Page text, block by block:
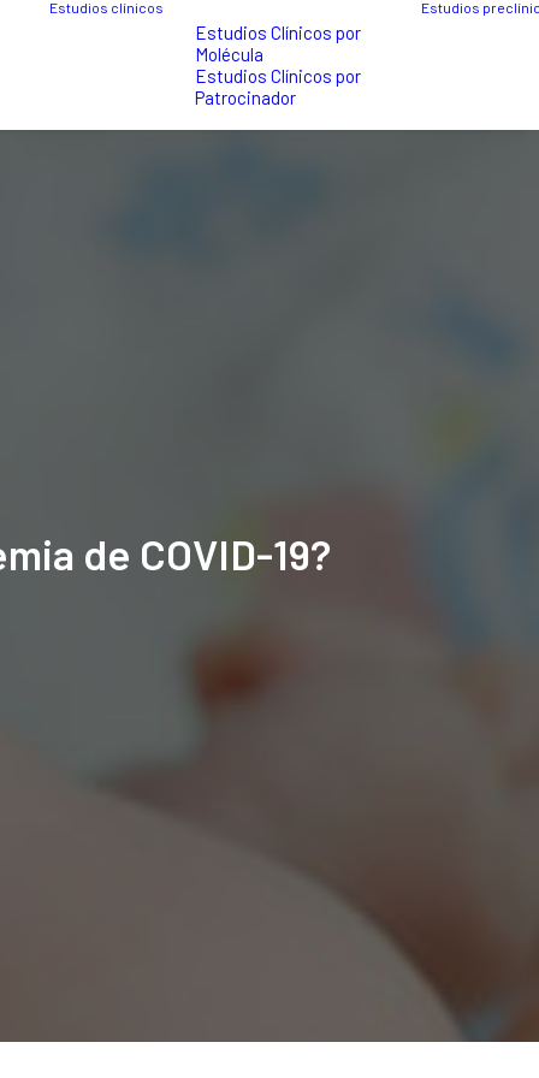
Estudios clínicos
Estudios Clínicos por
Molécula
Estudios Clínicos por
Patrocinador
Estudios
de COVID-19?